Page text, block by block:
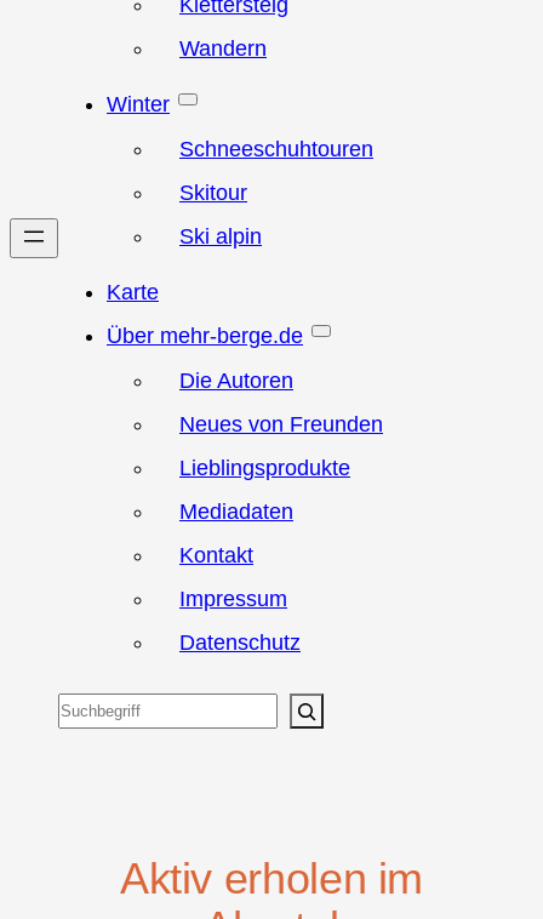
Klettersteig
Wandern
Winter
Schneeschuhtouren
Skitour
Ski alpin
Karte
Über mehr-berge.de
Die Autoren
Neues von Freunden
Lieblingsprodukte
Mediadaten
Kontakt
Impressum
Datenschutz
Suchen
Aktiv erholen im